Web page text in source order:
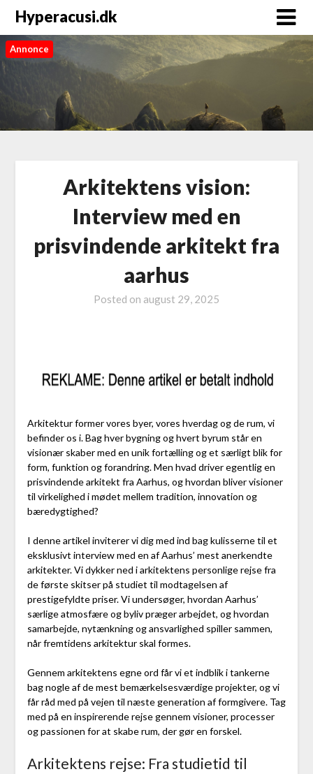
Hyperacusi.dk
Annonce
Arkitektens vision:
Interview med en
prisvindende arkitekt fra
aarhus
Posted on august 29, 2025
Arkitektur former vores byer, vores hverdag og de rum, vi
befinder os i. Bag hver bygning og hvert byrum står en
visionær skaber med en unik fortælling og et særligt blik for
form, funktion og forandring. Men hvad driver egentlig en
prisvindende arkitekt fra Aarhus, og hvordan bliver visioner
til virkelighed i mødet mellem tradition, innovation og
bæredygtighed?
I denne artikel inviterer vi dig med ind bag kulisserne til et
eksklusivt interview med en af Aarhus’ mest anerkendte
arkitekter. Vi dykker ned i arkitektens personlige rejse fra
de første skitser på studiet til modtagelsen af
prestigefyldte priser. Vi undersøger, hvordan Aarhus’
særlige atmosfære og byliv præger arbejdet, og hvordan
samarbejde, nytænkning og ansvarlighed spiller sammen,
når fremtidens arkitektur skal formes.
Gennem arkitektens egne ord får vi et indblik i tankerne
bag nogle af de mest bemærkelsesværdige projekter, og vi
får råd med på vejen til næste generation af formgivere. Tag
med på en inspirerende rejse gennem visioner, processer
og passionen for at skabe rum, der gør en forskel.
Arkitektens rejse: Fra studietid til